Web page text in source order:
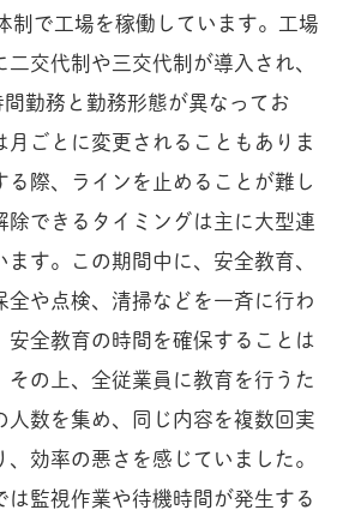
制で工場を稼働しています。工場
交代制や三交代制が導入され、
勤務と勤務形態が異なってお
月ごとに変更されることもありま
る際、ラインを止めることが難し
除できるタイミングは主に大型連
す。この期間中に、安全教育、
全や点検、清掃などを一斉に行わ
安全教育の時間を確保することは
その上、全従業員に教育を行うた
人数を集め、同じ内容を複数回実
効率の悪さを感じていました。
は監視作業や待機時間が発生する